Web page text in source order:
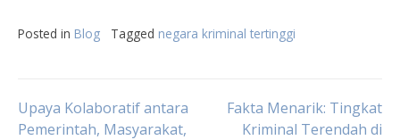
Posted in Blog Tagged negara kriminal tertinggi
Post
Upaya Kolaboratif antara
Pemerintah, Masyarakat,
Fakta Menarik: Tingkat
Kriminal Terendah di